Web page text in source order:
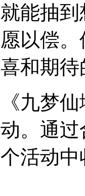
能抽
以偿
和期
梦仙
。通
活动